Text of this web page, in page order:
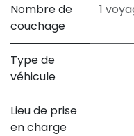
Nombre de
couchage
1
Type de
véhicule
Lieu de prise
en charge